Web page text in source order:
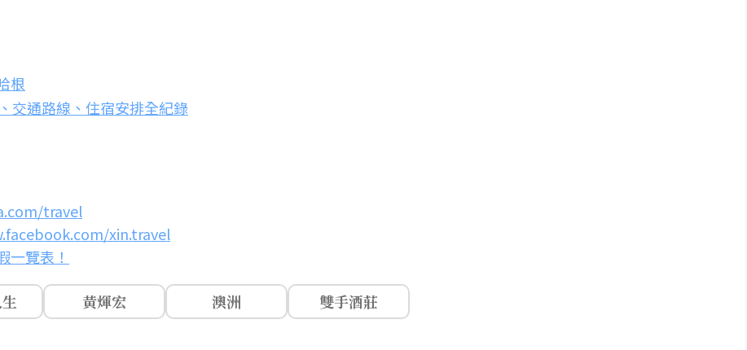
根
交通路線、住宿安排全紀錄
travel
xin.travel
一覽表！
黃煇宏 澳洲 雙手酒莊